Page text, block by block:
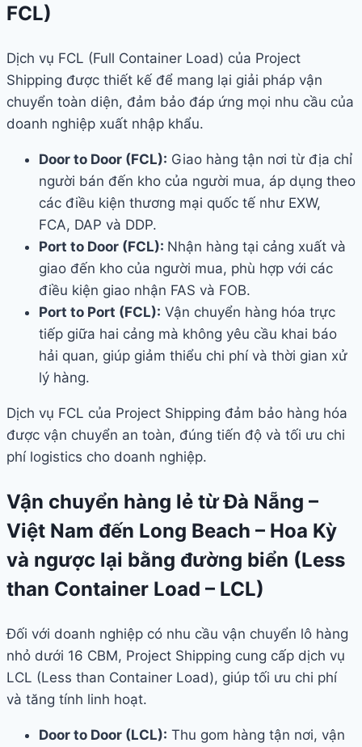
FCL)
Dịch vụ FCL (Full Container Load) của Project
Shipping được thiết kế để mang lại giải pháp vận
chuyển toàn diện, đảm bảo đáp ứng mọi nhu cầu của
doanh nghiệp xuất nhập khẩu.
Door to Door (FCL): Giao hàng tận nơi từ địa chỉ
người bán đến kho của người mua, áp dụng theo
các điều kiện thương mại quốc tế như EXW,
FCA, DAP và DDP.
Port to Door (FCL): Nhận hàng tại cảng xuất và
giao đến kho của người mua, phù hợp với các
điều kiện giao nhận FAS và FOB.
Port to Port (FCL): Vận chuyển hàng hóa trực
tiếp giữa hai cảng mà không yêu cầu khai báo
hải quan, giúp giảm thiểu chi phí và thời gian xử
lý hàng.
Dịch vụ FCL của Project Shipping đảm bảo hàng hóa
được vận chuyển an toàn, đúng tiến độ và tối ưu chi
phí logistics cho doanh nghiệp.
Vận chuyển hàng lẻ từ Đà Nẵng –
Việt Nam đến Long Beach – Hoa Kỳ
và ngược lại bằng đường biển (Less
than Container Load – LCL)
Đối với doanh nghiệp có nhu cầu vận chuyển lô hàng
nhỏ dưới 16 CBM, Project Shipping cung cấp dịch vụ
LCL (Less than Container Load), giúp tối ưu chi phí
và tăng tính linh hoạt.
Door to Door (LCL): Thu gom hàng tận nơi, vận